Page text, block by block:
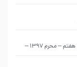
من غلام نوکراتم من عاشق کربلاتم – شور زمینه – شب هفتم – محرم 1397 –